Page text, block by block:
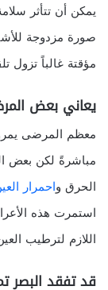
يمكن أن تتأثر
صورة مزدوجة
مؤقتة غالباً تزول
يعاني بعض
معظم المرضى
مباشرةً لكن بعض
الحرق واحمرار
استمرت هذه
اللازم لترطيب
قد تفقد البصر